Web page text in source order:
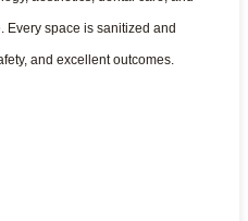
Every space is sanitized and
and excellent outcomes.